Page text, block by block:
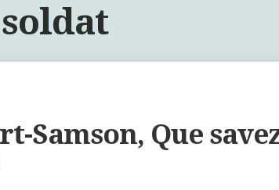
soldat
Samson, Que